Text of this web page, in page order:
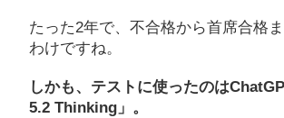
たった2年で、不合格から首席合格
わけですね。
しかも、テストに使ったのは
5.2 Thinking」。